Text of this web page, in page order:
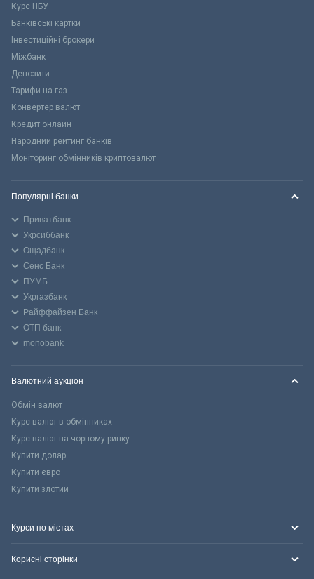
Курс НБУ
Банківські картки
Інвестиційні брокери
Міжбанк
Депозити
Тарифи на газ
Конвертер валют
Кредит онлайн
Народний рейтинг банків
Моніторинг обмінників криптовалют
Популярні банки
Приватбанк
Укрсиббанк
Ощадбанк
Сенс Банк
ПУМБ
Укргазбанк
Райффайзен Банк
ОТП банк
monobank
Валютний аукціон
Обмін валют
Курс валют в обмінниках
Курс валют на чорному ринку
Купити долар
Купити євро
Купити злотий
Курси по містах
Корисні сторінки